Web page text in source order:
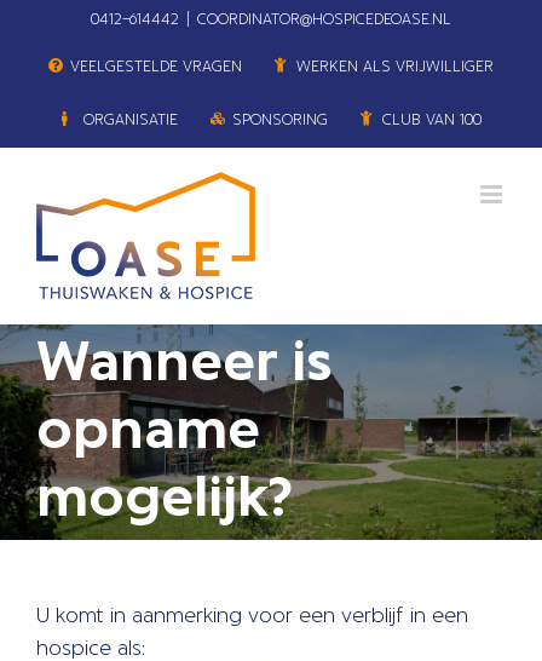
0412–614442 COORDINATOR@HOSPICEDEOASE.NL
VEELGESTELDE VRAGEN WERKEN ALS VRIJWILLIGER
ORGANISATIE SPONSORING CLUB VAN 100
Wanneer is
opname
mogelijk?
U komt in aanmerking voor een verblijf in een
hospice als: